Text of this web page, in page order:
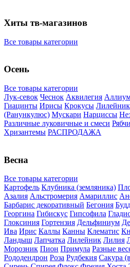
Хиты тв-магазинов
Все товары категории
Осень
Все товары категории
Лук-севок Чеснок Аквилегия
Гиацинты Ирисы Крокусы Лилейник
(Ранункулюс) Мускари Нарцисcы
Различные луковичные и смеси
Хризантемы РАСПРОДАЖА
Весна
Все товары категории
Картофель Клубника (земляника)
Азалия Альстромерия Амариллис
Барбарис декоративный Бегония
Георгина Гибискус Гипсофила
Глоксиния Гортензия Дельфиниум
Ива Ирис Каллы Канны Клематис
Ландыш Лапчатка Лилейник Лилия
Морозник Пион Примула Разные
Рододендрон Роза Рудбекия Сакура